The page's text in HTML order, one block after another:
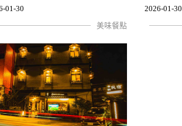
01-30
美味餐點
2026-01-30